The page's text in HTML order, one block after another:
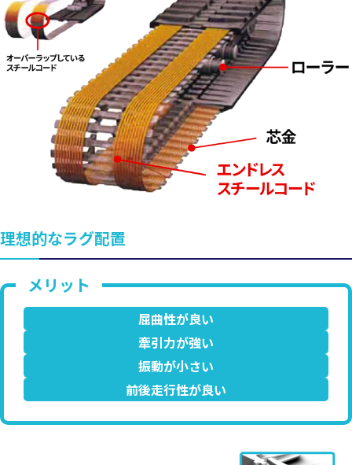
理想的なラグ配置
屈曲性が良い
牽引力が強い
振動が小さい
前後走行性が良い